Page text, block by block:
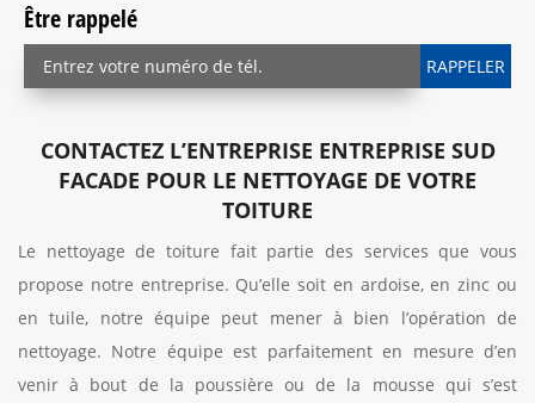
Être rappelé
CONTACTEZ L’ENTREPRISE ENTREPRISE SUD
FACADE POUR LE NETTOYAGE DE VOTRE
TOITURE
Le nettoyage de toiture fait partie des services que vous
propose notre entreprise. Qu’elle soit en ardoise, en zinc ou
en tuile, notre équipe peut mener à bien l’opération de
nettoyage. Notre équipe est parfaitement en mesure d’en
venir à bout de la poussière ou de la mousse qui s’est